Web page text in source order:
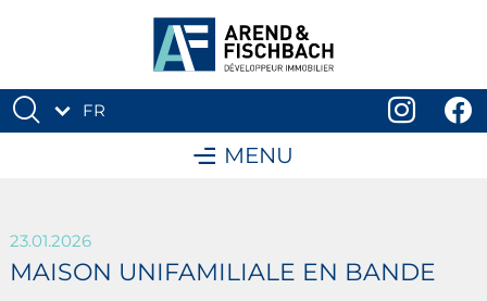
FR
MENU
23.01.2026
MAISON UNIFAMILIALE EN BANDE